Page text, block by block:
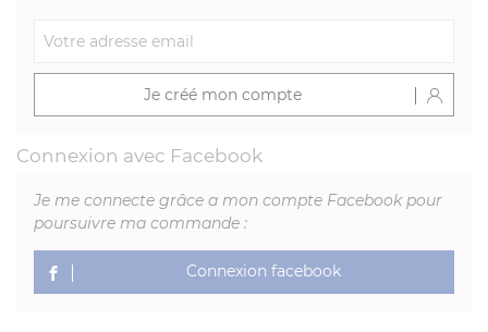
Je créé mon compte
Connexion avec Facebook
Je me connecte grâce a mon compte Facebook pour
poursuivre ma commande :
Connexion facebook